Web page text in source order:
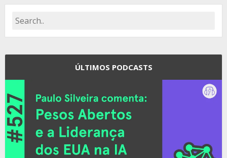
ÚLTIMOS PODCASTS